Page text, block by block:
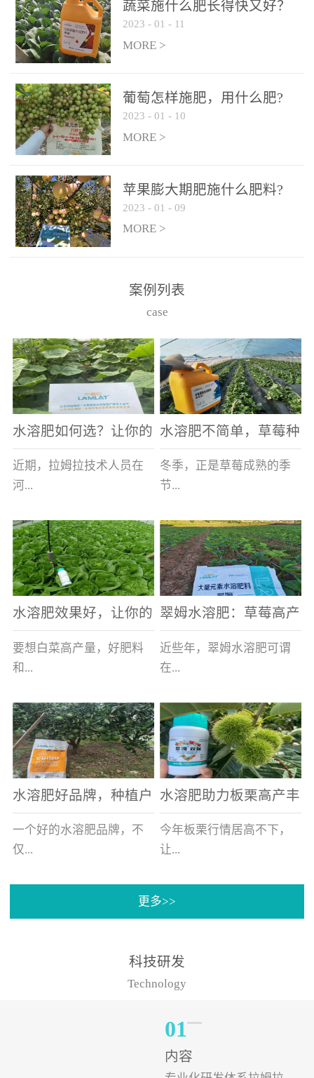
合大量元素水溶肥一起使
用，促使果实膨大，果肉
饱满，品质好，果、枝健
后期∶冲施、滴灌2.5-5kg/
亩/次配合大量元素水溶肥
一起使用，果实转色均
匀，口感好，糖度提高，
预防枝叶早衰。5、叶面喷
施︰浓度800-1500倍（1-
6kg/公顷，间隔10-14天一
次，喷1-3次。
合大量元素水溶肥一起使
后期∶冲施、滴灌2.5-5kg/
亩/次配合大量元素水溶肥
施︰浓度800-1500倍（1-
蔬菜施什么肥长得快又好？
2023 - 01 - 11
MORE >
葡萄怎样施肥，用什么肥?
2023 - 01 - 10
MORE >
苹果膨大期肥施什么肥料?
2023 - 01 - 09
MORE >
案例列表
case
水溶肥如何选？让你的
老棚土好产量高
近期，拉姆拉技术人员在
河...
南走访时，发现当地许多
蔬菜产区，老棚数量占多
数，连年的重茬、土壤板
结等原因，导致土壤差，
作物根系...
水溶肥不简单，草莓种
植户指名要使用
冬季，正是草莓成熟的季
节...
，也是山东窦大哥开心的
时刻，从一大早接到收购
商的电话，就开始在草莓
大棚里忙碌。为什么窦大
哥家的草...
水溶肥效果好，让你的
白菜增产不是问题
要想白菜高产量，好肥料
和...
好的技术管理缺一不可，
相信广大白菜种植户们都
深有体会。今天就一起来
看看，什么样的水溶肥可
以让你的...
翠姆水溶肥：草莓高产
的好帮手
近些年，翠姆水溶肥可谓
在...
河北草莓区域话题不减，
不但在草莓上表现效果明
显，使用的种植户更是越
来越多。今天，借此机
会，一起来...
水溶肥好品牌，种植户
纷纷为“翠姆“点赞
一个好的水溶肥品牌，不
仅...
帮助作物增产增收，更要
实力。今天要讲的水溶肥
水溶肥助力板栗高产丰
产
今年板栗行情居高不下，
让...
许多板栗种植户都获得了
有位王大姐今年使用一款
非常火爆...
更多>>
科技研发
Technology
01
内容